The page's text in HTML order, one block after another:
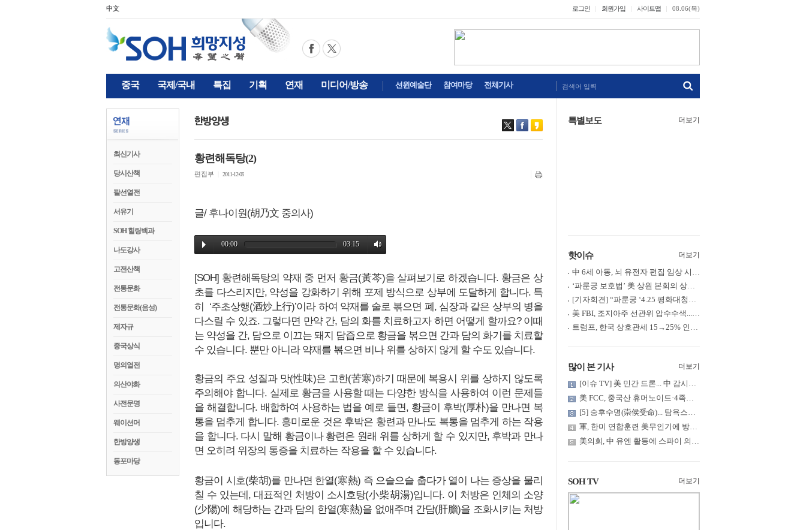
中文 로그인 회원가입 사이트맵 08.06(목)
중국 국제/국내 특집 기획 연재 미디어/방송 션윈예술단 참여마당 전체기사 검색어 입력
최신기사
당시산책
팔선열전
서유기
SOH 힐링백과
나도강사
고전산책
전통문화
전통문화(음성)
제자규
중국상식
명의열전
의산야화
사전문명
웨이션머
한방양생
동포마당
황련해독탕(2)
편집부 2011-12-09
글/ 후나이원(胡乃文 중의사)
[SOH] 황련해독탕의 약재 중 먼저 황금(黃芩)을 살펴보기로 하겠습니다. 황금은 상
초를 다스리지만, 약성을 강화하기 위해 포제 방식으로 상부에 도달하게 합니다. 특
히 ‘주초상행(酒炒上行)’이라 하여 약재를 술로 볶으면 폐, 심장과 같은 상부의 병을
다스릴 수 있죠. 그렇다면 만약 간, 담의 화를 치료하고자 하면 어떻게 할까요? 이때
는 약성을 간, 담으로 이끄는 돼지 담즙으로 황금을 볶으면 간과 담의 화기를 치료할
수 있습니다. 뿐만 아니라 약재를 볶으면 비나 위를 상하지 않게 할 수도 있습니다.
황금의 주요 성질과 맛(性味)은 고한(苦寒)하기 때문에 복용시 위를 상하지 않도록
주의해야 합니다. 실제로 황금을 사용할 때는 다양한 방식을 사용하여 이런 문제들
을 해결합니다. 배합하여 사용하는 법을 예로 들면, 황금이 후박(厚朴)을 만나면 복
통을 멈추게 합니다. 흥미로운 것은 후박은 황련과 만나도 복통을 멈추게 하는 작용
을 합니다. 다시 말해 황금이나 황련은 원래 위를 상하게 할 수 있지만, 후박과 만나
면 오히려 위장의 통증을 치료하는 작용을 할 수 있습니다.
황금이 시호(柴胡)를 만나면 한열(寒熱) 즉 으슬으슬 춥다가 열이 나는 증상을 물리
칠 수 있는데, 대표적인 처방이 소시호탕(小柴胡湯)입니다. 이 처방은 인체의 소양
(少陽)에 해당하는 간과 담의 한열(寒熱)을 없애주며 간담(肝膽)을 조화시키는 처방
입니다.
특별보도 더보기
핫이슈 더보기
中 6세 아동, 뇌 유전자 편집 임상 시험 중 사망... 의료진 1년간 ....
‘파룬궁 보호법’ 美 상원 본회의 상정... 최종 입법 ‘초읽기’
[기자회견] “파룬궁 ‘4.25 평화대청원’ 기념 & 중공의 션윈 공연 .....
美 FBI, 조지아주 선관위 압수수색... 트럼프 “부정선거 증거 확보....
트럼프, 한국 상호관세 15→25% 인상... “韓 국회 무력합의 미비준”....
많이 본 기사 더보기
[이슈 TV] 美 민간 드론... 中 감시망 뚫고 군함 근접 촬영
美 FCC, 중국산 휴머노이드·4족보행 로봇·전력 인버터 신규 수입 .....
[5] 숭후수명(崇侯受命)... 탐욕스러운 북백후, 정벌의 기치를 올.....
軍, 한미 연합훈련 美무인기에 방공태세 발령... 왜?
美의회, 中 유엔 활동에 스파이 의혹 제기
SOH TV 더보기